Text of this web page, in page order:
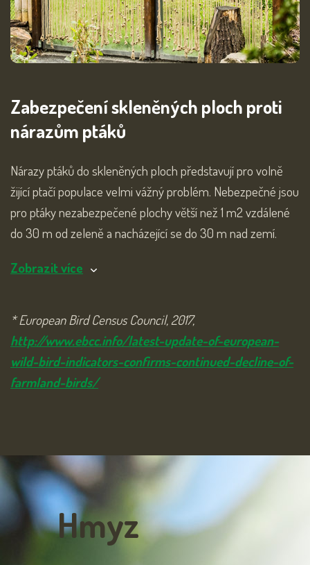
Zabezpečení skleněných ploch proti
nárazům ptáků
Nárazy ptáků do skleněných ploch představují pro volně
žijící ptačí populace velmi vážný problém. Nebezpečné jsou
pro ptáky nezabezpečené plochy větší než 1 m2 vzdálené
do 30 m od zeleně a nacházející se do 30 m nad zemí.
Zobrazit více
* European Bird Census Council, 2017,
http://www.ebcc.info/latest-update-of-european-
wild-bird-indicators-confirms-continued-decline-of-
farmland-birds/
Hmyz